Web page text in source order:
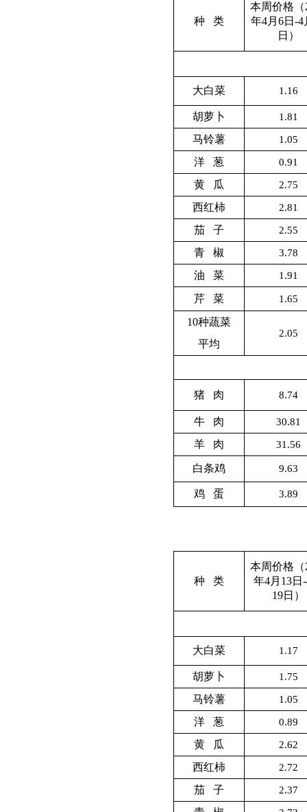
种 类
本周价格（
年4月6日-4
日）
大白菜 1.16
胡萝卜 1.81
马铃薯 1.05
洋 葱 0.91
黄 瓜 2.75
西红柿 2.81
茄 子 2.55
青 椒 3.78
油 菜 1.91
芹 菜 1.65
10种蔬菜
平均
2.05
猪 肉 8.74
牛 肉 30.81
羊 肉 31.56
白条鸡 9.63
鸡 蛋 3.89
种 类
本周价格（
年4月13日
19日）
大白菜 1.17
胡萝卜 1.75
马铃薯 1.05
洋 葱 0.89
黄 瓜 2.62
西红柿 2.72
茄 子 2.37